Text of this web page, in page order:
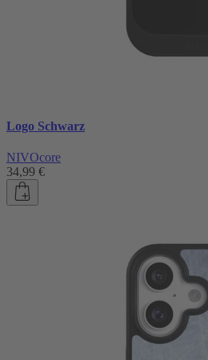
Logo Schwarz
NIVOcore
34,99 €